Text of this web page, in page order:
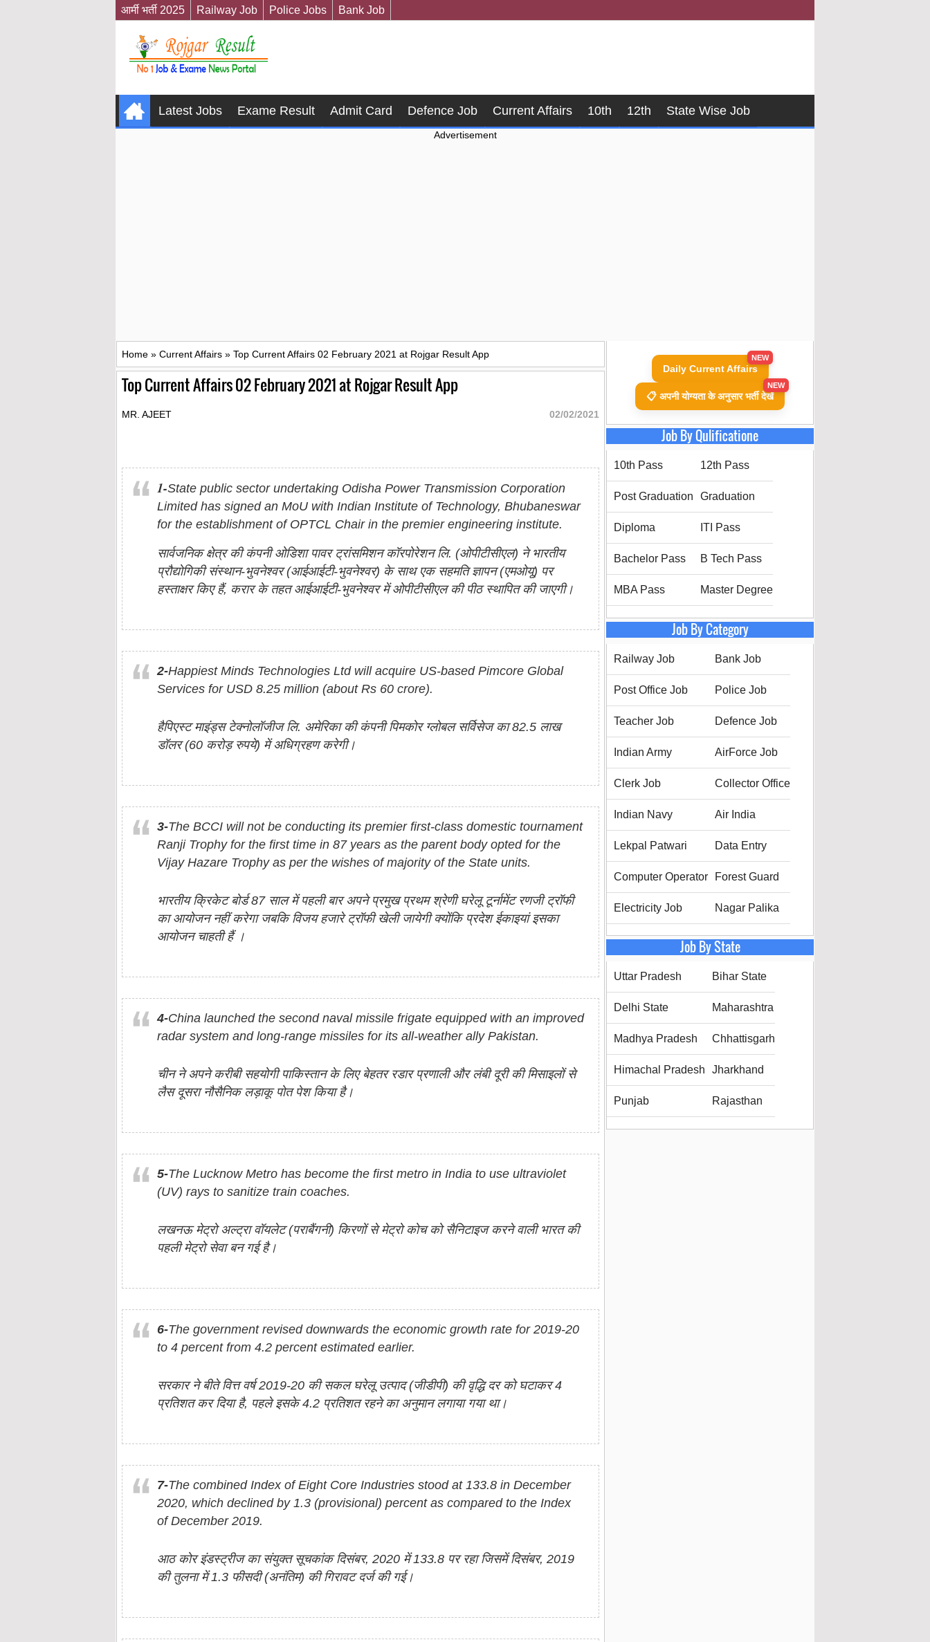
आर्मी भर्ती 2025 Railway Job Police Jobs Bank Job
Latest Jobs Exame Result Admit Card Defence Job Current Affairs 10th 12th State Wise Job
Advertisement
Home » Current Affairs » Top Current Affairs 02 February 2021 at Rojgar Result App
Top Current Affairs 02 February 2021 at Rojgar Result App
MR. AJEET 02/02/2021
1-State public sector undertaking Odisha Power Transmission Corporation
Limited has signed an MoU with Indian Institute of Technology, Bhubaneswar
for the establishment of OPTCL Chair in the premier engineering institute.
सार्वजनिक क्षेत्र की कंपनी ओडिशा पावर ट्रांसमिशन कॉरपोरेशन लि. (ओपीटीसीएल) ने भारतीय
प्रौद्योगिकी संस्थान-भुवनेश्वर (आईआईटी-भुवनेश्वर) के साथ एक सहमति ज्ञापन (एमओयू) पर
हस्ताक्षर किए हैं, करार के तहत आईआईटी-भुवनेश्वर में ओपीटीसीएल की पीठ स्थापित की जाएगी।
2-Happiest Minds Technologies Ltd will acquire US-based Pimcore Global
Services for USD 8.25 million (about Rs 60 crore).
हैपिएस्ट माइंड्स टेक्नोलॉजीज लि. अमेरिका की कंपनी पिमकोर ग्लोबल सर्विसेज का 82.5 लाख
डॉलर (60 करोड़ रुपये) में अधिग्रहण करेगी।
3-The BCCI will not be conducting its premier first-class domestic tournament
Ranji Trophy for the first time in 87 years as the parent body opted for the
Vijay Hazare Trophy as per the wishes of majority of the State units.
भारतीय क्रिकेट बोर्ड 87 साल में पहली बार अपने प्रमुख प्रथम श्रेणी घरेलू टूर्नामेंट रणजी ट्रॉफी
का आयोजन नहीं करेगा जबकि विजय हजारे ट्रॉफी खेली जायेगी क्योंकि प्रदेश ईकाइयां इसका
आयोजन चाहती हैं ।
4-China launched the second naval missile frigate equipped with an improved
radar system and long-range missiles for its all-weather ally Pakistan.
चीन ने अपने करीबी सहयोगी पाकिस्तान के लिए बेहतर रडार प्रणाली और लंबी दूरी की मिसाइलों से
लैस दूसरा नौसैनिक लड़ाकू पोत पेश किया है।
5-The Lucknow Metro has become the first metro in India to use ultraviolet
(UV) rays to sanitize train coaches.
लखनऊ मेट्रो अल्ट्रा वॉयलेट (पराबैंगनी) किरणों से मेट्रो कोच को सैनिटाइज करने वाली भारत की
पहली मेट्रो सेवा बन गई है।
6-The government revised downwards the economic growth rate for 2019-20
to 4 percent from 4.2 percent estimated earlier.
सरकार ने बीते वित्त वर्ष 2019-20 की सकल घरेलू उत्पाद (जीडीपी) की वृद्धि दर को घटाकर 4
प्रतिशत कर दिया है, पहले इसके 4.2 प्रतिशत रहने का अनुमान लगाया गया था।
7-The combined Index of Eight Core Industries stood at 133.8 in December
2020, which declined by 1.3 (provisional) percent as compared to the Index
of December 2019.
आठ कोर इंडस्ट्रीज का संयुक्त सूचकांक दिसंबर, 2020 में 133.8 पर रहा जिसमें दिसंबर, 2019
की तुलना में 1.3 फीसदी (अनंतिम) की गिरावट दर्ज की गई।
Daily Current Affairs
NEW
📋 अपनी योग्यता के अनुसार भर्ती देखें
NEW
Job By Qulificatione
10th Pass 12th Pass
Post Graduation Graduation
Diploma ITI Pass
Bachelor Pass B Tech Pass
MBA Pass Master Degree
Job By Category
Railway Job Bank Job
Post Office Job Police Job
Teacher Job Defence Job
Indian Army AirForce Job
Clerk Job Collector Office
Indian Navy Air India
Lekpal Patwari Data Entry
Computer Operator Forest Guard
Electricity Job Nagar Palika
Job By State
Uttar Pradesh Bihar State
Delhi State Maharashtra
Madhya Pradesh Chhattisgarh
Himachal Pradesh Jharkhand
Punjab Rajasthan